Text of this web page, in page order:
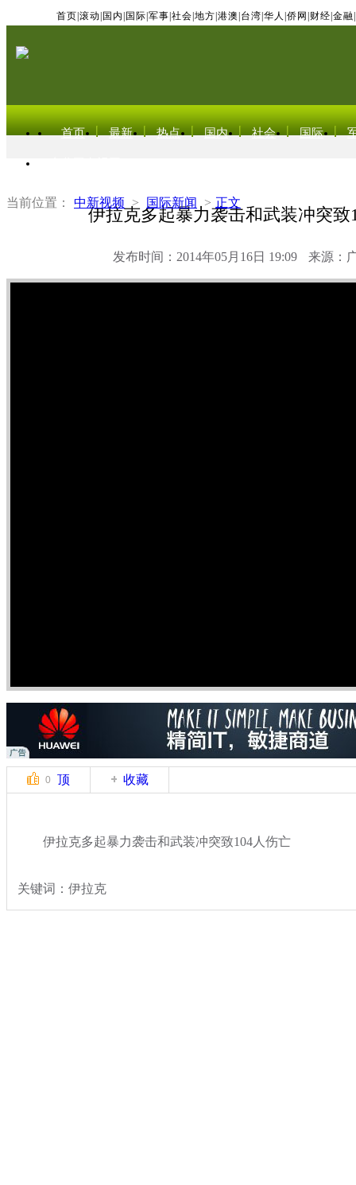
首页 滚动 国内 国际 军事 社会 地方 港澳 台湾 华人 侨网 财经 金融
首页 最新 热点 国内 社会 国际
当前位置： 中新视频 > 国际新闻 > 正文
伊拉克多起暴力袭击和武装冲突致
发布时间：2014年05月16日 19:09 来源：
0 顶 收藏
伊拉克多起暴力袭击和武装冲突致104人伤亡
关键词：伊拉克